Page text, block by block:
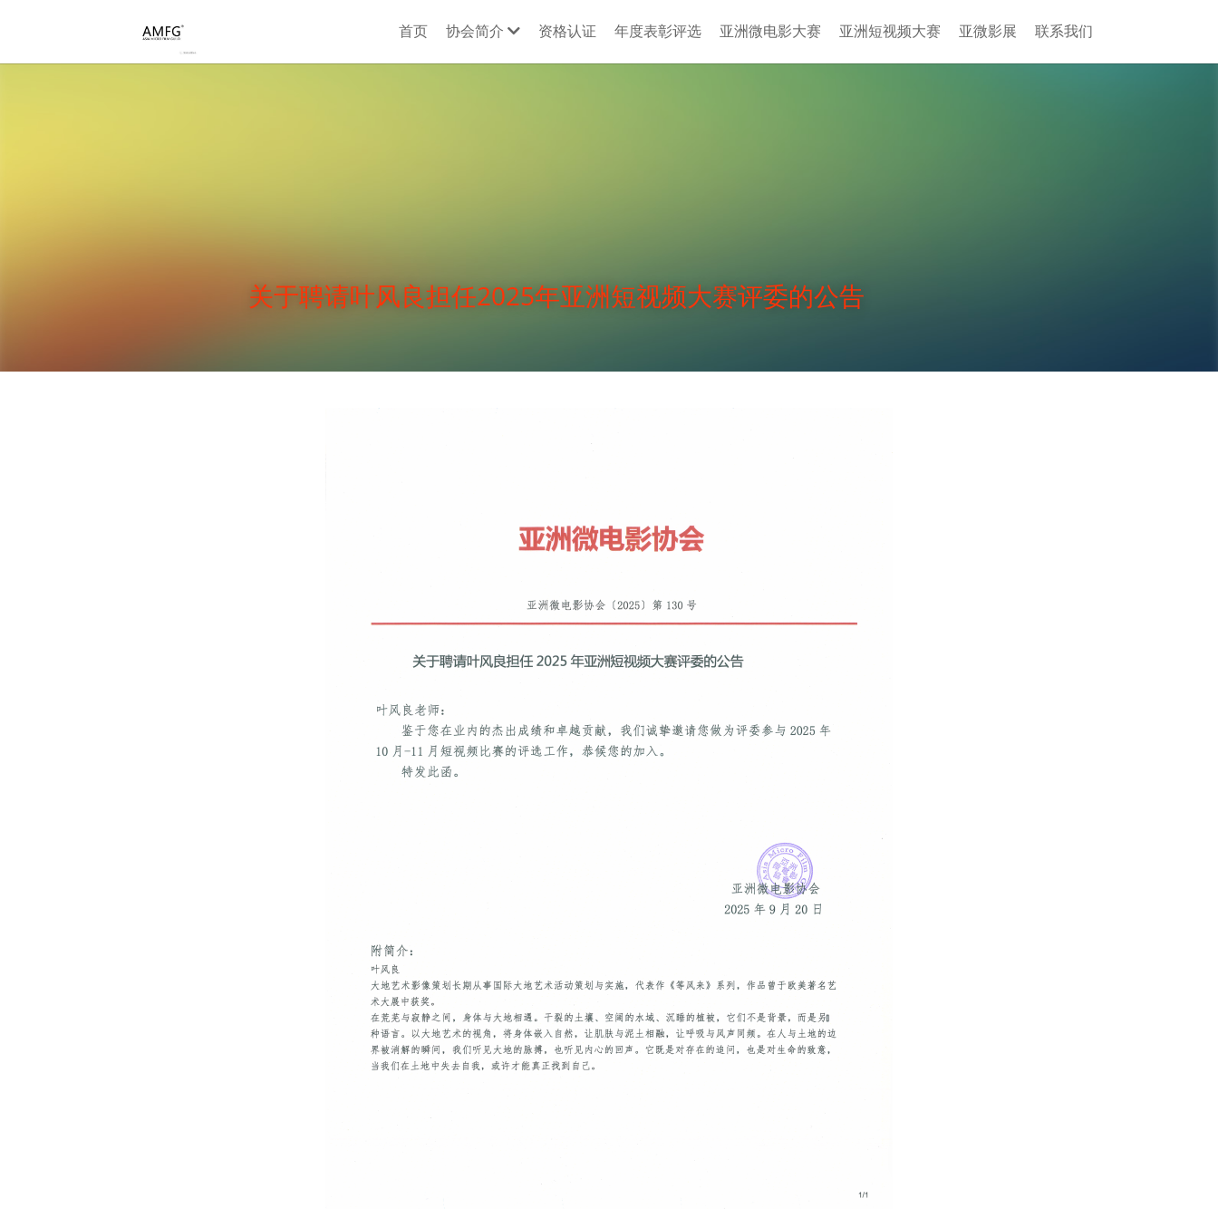
首页 协会简介 资格认证 年度表彰评选 亚洲微电影大赛 亚洲短视频大赛 亚微影展 联系我们
关于聘请叶风良担任2025年亚洲短视频大赛评委的公告